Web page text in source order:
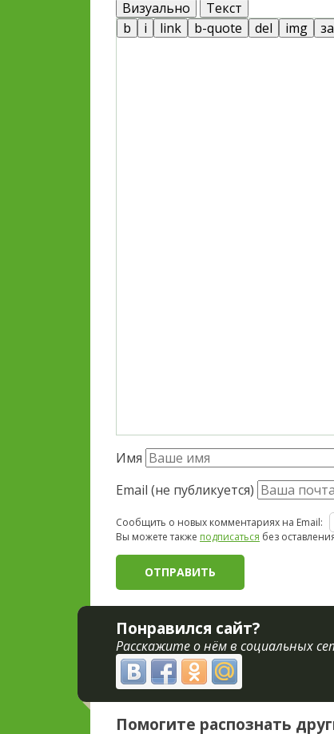
Визуально Текст
Имя
Email (не публикуется)
Сообщить о новых комментариях на Email:
Вы можете также подписаться без
Понравился сайт?
Расскажите о нём в социальных
Помогите распознать